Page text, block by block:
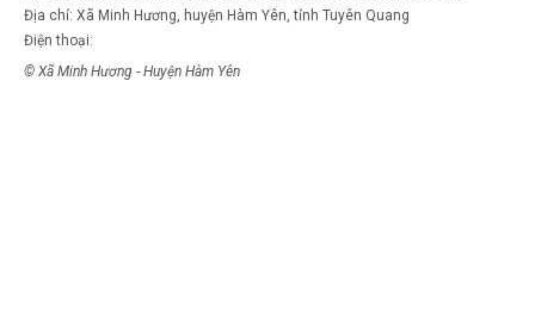
Địa chỉ: Xã Minh Hương, huyện Hàm Yên, tỉnh Tuyên Quang
Điện thoại:
© Xã Minh Hương - Huyện Hàm Yên